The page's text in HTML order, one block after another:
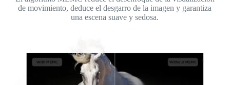
de movimiento, deduce el desgarro de la imagen y garantiza
una escena suave y sedosa.